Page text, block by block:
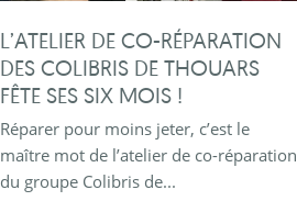
L’ATELIER DE CO-RÉPARATION
DES COLIBRIS DE THOUARS
FÊTE SES SIX MOIS !
Réparer pour moins jeter, c’est le
maître mot de l’atelier de co-réparation
du groupe Colibris de...